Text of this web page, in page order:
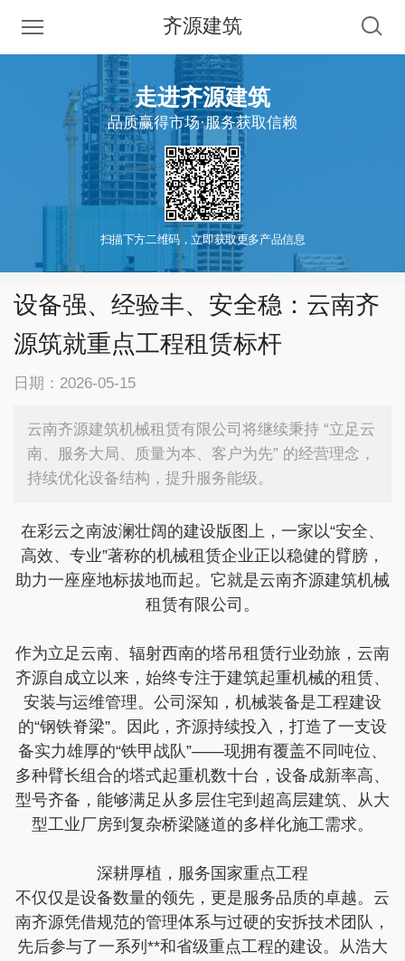
齐源建筑
走进齐源建筑
品质赢得市场·服务获取信赖
扫描下方二维码，立即获取更多产品信息
设备强、经验丰、安全稳：云南齐
源筑就重点工程租赁标杆
日期：2026-05-15
云南齐源建筑机械租赁有限公司将继续秉持 “立足云
南、服务大局、质量为本、客户为先” 的经营理念，
持续优化设备结构，提升服务能级。
在彩云之南波澜壮阔的建设版图上，一家以“安全、
高效、专业”著称的机械租赁企业正以稳健的臂膀，
助力一座座地标拔地而起。它就是云南齐源建筑机械
租赁有限公司。
作为立足云南、辐射西南的塔吊租赁行业劲旅，云南
齐源自成立以来，始终专注于建筑起重机械的租赁、
安装与运维管理。公司深知，机械装备是工程建设
的“钢铁脊梁”。因此，齐源持续投入，打造了一支设
备实力雄厚的“铁甲战队”——现拥有覆盖不同吨位、
多种臂长组合的塔式起重机数十台，设备成新率高、
型号齐备，能够满足从多层住宅到超高层建筑、从大
型工业厂房到复杂桥梁隧道的多样化施工需求。
深耕厚植，服务国家重点工程
不仅仅是设备数量的领先，更是服务品质的卓越。云
南齐源凭借规范的管理体系与过硬的安拆技术团队，
先后参与了一系列**和省级重点工程的建设。从浩大